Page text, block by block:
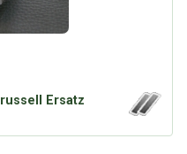
Ersatz